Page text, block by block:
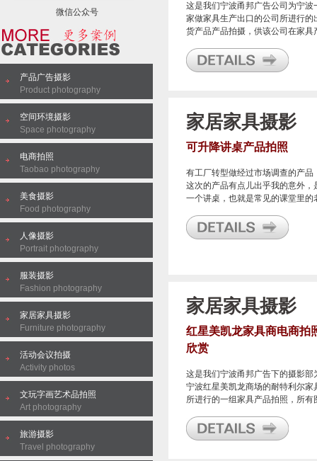
这是我们宁波甬邦广告公司为宁波
家做家具生产出口的公司所进行的
货产品产品拍摄，供该公司在家具
家居家具摄影
可升降讲桌产品拍照
有工厂转型做经过市场调查的产品
这次的产品有点儿出乎我的意外，
一个讲桌，也就是常见的课堂里的
家居家具摄影
红星美凯龙家具商电商拍
欣赏
这是我们宁波甬邦广告下的摄影部
宁波红星美凯龙商场的耐特利尔家
所进行的一组家具产品拍照，所有
主APP电商平台上做电商页面使用
微信公众号
产品广告摄影
Product photography
空间环境摄影
Space photography
电商拍照
Taobao photography
美食摄影
Food photography
人像摄影
Portrait photography
服装摄影
Fashion photography
家居家具摄影
Furniture photography
活动会议拍摄
Activity photos
文玩字画艺术品拍照
Art photography
旅游摄影
Travel photography